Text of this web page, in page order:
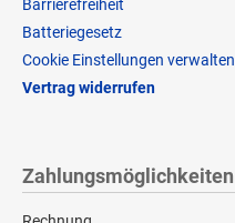
Barrierefreiheit
Batteriegesetz
Cookie Einstellungen verwalten
Vertrag widerrufen
Zahlungsmöglichkeiten